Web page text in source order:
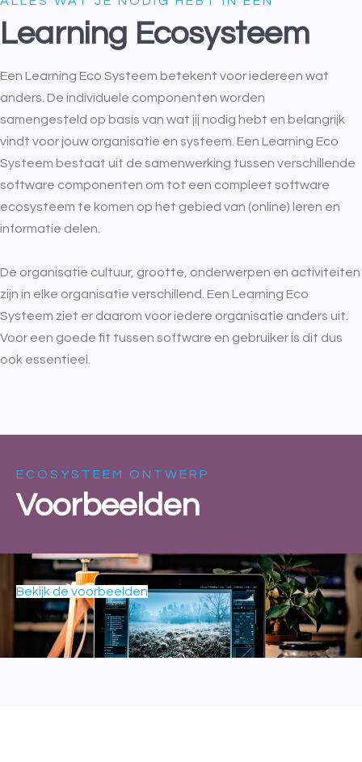
Learning Ecosysteem
Een Learning Eco Systeem betekent voor iedereen wat
anders. De individuele componenten worden
samengesteld op basis van wat jij nodig hebt en belangrijk
vindt voor jouw organisatie en systeem. Een Learning Eco
Systeem bestaat uit de samenwerking tussen verschillende
software componenten om tot een compleet software
ecosysteem te komen op het gebied van (online) leren en
informatie delen.
De organisatie cultuur, grootte, onderwerpen en activiteiten
zijn in elke organisatie verschillend. Een Learning Eco
Systeem ziet er daarom voor iedere organisatie anders uit.
Voor een goede fit tussen software en gebruiker is dit dus
ook essentieel.
ECOSYSTEEM ONTWERP
Voorbeelden
Bekijk de voorbeelden